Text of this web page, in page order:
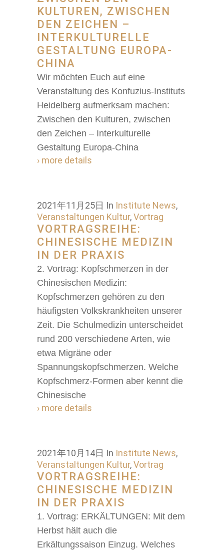
KULTUREN, ZWISCHEN
DEN ZEICHEN –
INTERKULTURELLE
GESTALTUNG EUROPA-
CHINA
Wir möchten Euch auf eine
Veranstaltung des Konfuzius-Instituts
Heidelberg aufmerksam machen:
Zwischen den Kulturen, zwischen
den Zeichen – Interkulturelle
Gestaltung Europa-China
› more details
2021年11月25日 In Institute News,
Veranstaltungen Kultur,Vortrag
VORTRAGSREIHE:
CHINESISCHE MEDIZIN
IN DER PRAXIS
2. Vortrag: Kopfschmerzen in der
Chinesischen Medizin:
Kopfschmerzen gehören zu den
häufigsten Volkskrankheiten unserer
Zeit. Die Schulmedizin unterscheidet
rund 200 verschiedene Arten, wie
etwa Migräne oder
Spannungskopfschmerzen. Welche
Kopfschmerz-Formen aber kennt die
Chinesische
› more details
2021年10月14日 In Institute News,
Veranstaltungen Kultur,Vortrag
VORTRAGSREIHE:
CHINESISCHE MEDIZIN
IN DER PRAXIS
1. Vortrag: ERKÄLTUNGEN: Mit dem
Herbst hält auch die
Erkältungssaison Einzug. Welches